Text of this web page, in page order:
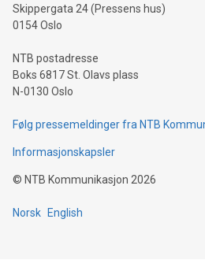
Skippergata 24 (Pressens hus)
0154 Oslo
NTB postadresse
Boks 6817 St. Olavs plass
N-0130 Oslo
Følg pressemeldinger fra NTB
Informasjonskapsler
© NTB Kommunikasjon 2026
Norsk English